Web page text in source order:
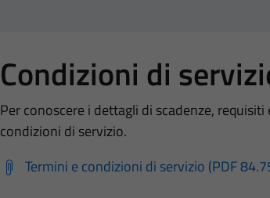
Condizioni di
Per conoscere i dettagli di scadenze,
condizioni di servizio.
Termini e condizioni di servizio (PDF